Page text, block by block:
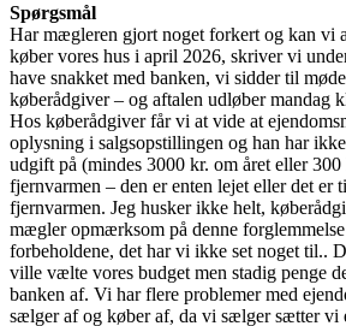
Spørgsmål
Har mægleren gjort noget forkert og kan vi
køber vores hus i april 2026, skriver vi
have snakket med banken, vi sidder til
køberådgiver – og aftalen udløber mandag
Hos køberådgiver får vi at vide at
oplysning i salgsopstillingen og han har
udgift på (mindes 3000 kr. om året eller
fjernvarmen – den er enten lejet eller det er
fjernvarmen. Jeg husker ikke helt,
mægler opmærksom på denne
forbeholdene, det har vi ikke set noget til..
ville vælte vores budget men stadig penge
banken af. Vi har flere problemer med
sælger af og køber af, da vi sælger sætter vi